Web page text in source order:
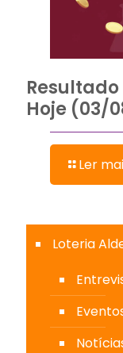
Resultado
Hoje (03/
Ler
Loteria